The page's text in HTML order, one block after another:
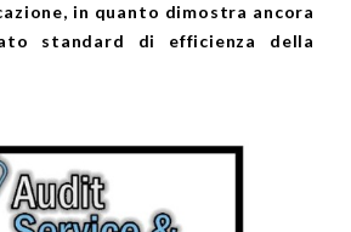
in quanto dimostra ancora
standard di efficienza della